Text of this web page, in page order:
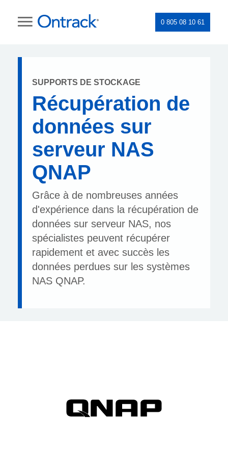
0 805 08 10 61
SUPPORTS DE STOCKAGE
Récupération de
données sur
serveur NAS
QNAP
Grâce à de nombreuses années
d'expérience dans la récupération de
données sur serveur NAS, nos
spécialistes peuvent récupérer
rapidement et avec succès les
données perdues sur les systèmes
NAS QNAP.